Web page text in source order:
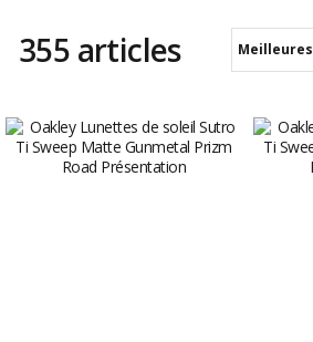
355 articles